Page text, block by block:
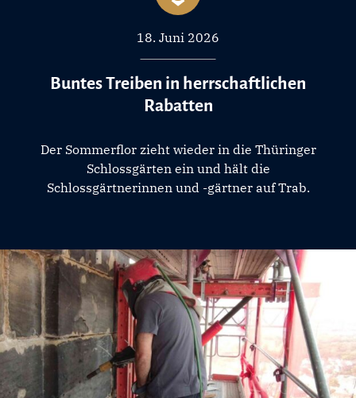
18. Juni 2026
Buntes Treiben in herrschaftlichen
Rabatten
Der Sommerflor zieht wieder in die Thüringer
Schlossgärten ein und hält die
Schlossgärtnerinnen und -gärtner auf Trab.